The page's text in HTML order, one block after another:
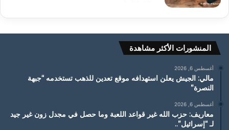
المنشورات الأكثر مشاهدة
أغسطس 6, 2026
مالي: الجيش يعلن استهدافه موقع تعدين للذهب تستخدمه “جبهة
النصرة”
أغسطس 6, 2026
معاريف: حزب الله غير قواعد اللعبة وما حصل في مجدل زون غير جيد
لـ “إسرائيل”..